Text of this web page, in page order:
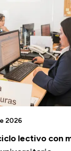
lectivo con
2026